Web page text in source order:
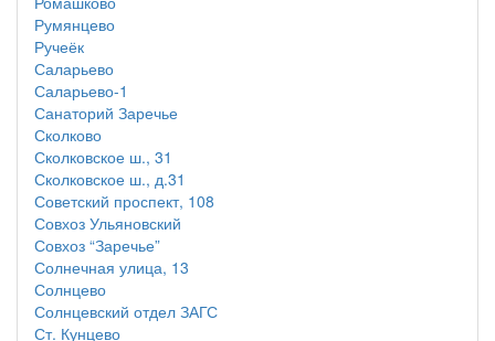
Румянцево
Ручеёк
Саларьево
Саларьево-1
Санаторий Заречье
Сколково
Сколковское ш., 31
Сколковское ш., д.31
Советский проспект, 108
Совхоз Ульяновский
Совхоз “Заречье”
Солнечная улица, 13
Солнцево
Солнцевский отдел ЗАГС
Ст. Кунцево